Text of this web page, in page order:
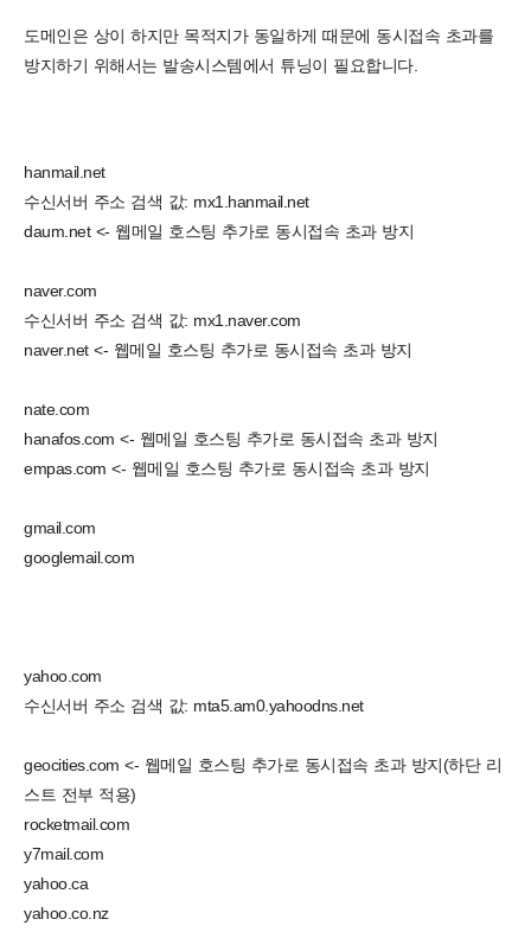
도메인은 상이 하지만 목적지가 동일하게 때문에 동시접속 초과를
방지하기 위해서는 발송시스템에서 튜닝이 필요합니다.
hanmail.net
수신서버 주소 검색 값: mx1.hanmail.net
daum.net <- 웹메일 호스팅 추가로 동시접속 초과 방지
naver.com
수신서버 주소 검색 값: mx1.naver.com
naver.net <- 웹메일 호스팅 추가로 동시접속 초과 방지
nate.com
hanafos.com <- 웹메일 호스팅 추가로 동시접속 초과 방지
empas.com <- 웹메일 호스팅 추가로 동시접속 초과 방지
gmail.com
googlemail.com
yahoo.com
수신서버 주소 검색 값: mta5.am0.yahoodns.net
geocities.com <- 웹메일 호스팅 추가로 동시접속 초과 방지(하단 리
스트 전부 적용)
rocketmail.com
y7mail.com
yahoo.ca
yahoo.co.nz